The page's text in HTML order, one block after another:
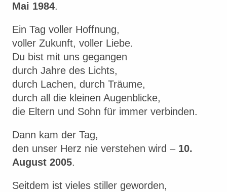
Mai 1984.
Ein Tag voller Hoffnung,
voller Zukunft, voller Liebe.
Du bist mit uns gegangen
durch Jahre des Lichts,
durch Lachen, durch Träume,
durch all die kleinen Augenblicke,
die Eltern und Sohn für immer verbinden.
Dann kam der Tag,
den unser Herz nie verstehen wird – 10.
August 2005.
Seitdem ist vieles stiller geworden,